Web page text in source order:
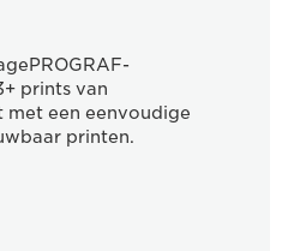
prints van
een eenvoudige
printen.